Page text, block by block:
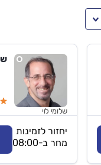
שלומי לוי
יחזור לזמינות
מחר ב-08:00